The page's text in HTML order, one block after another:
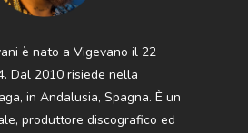
è nato a Vigevano il 22
Dal 2010 risiede nella
in Andalusia, Spagna. È un
produttore discografico ed